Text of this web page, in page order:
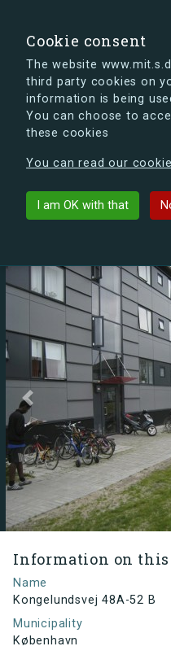
Cookie consent
The website
third party cookies on
information is being
You can choose to
these cookies
You can read our
I am OK with that
s.dk is getting a new
can already take a peek
List buildings
Previous
Information on
Name
Kongelundsvej 48A-52 B
Municipality
København